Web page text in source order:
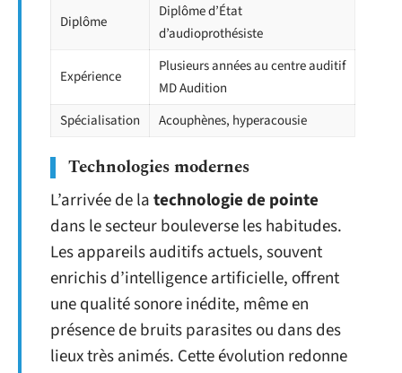
Diplôme
Diplôme d’État
d’audioprothésiste
Expérience
Plusieurs années au centre auditif
MD Audition
Spécialisation
Acouphènes, hyperacousie
Technologies modernes
L’arrivée de latechnologie de pointe
dans le secteur bouleverse les habitudes.
Les appareils auditifs actuels, souvent
enrichis d’intelligence artificielle, offrent
une qualité sonore inédite, même en
présence de bruits parasites ou dans des
lieux très animés. Cette évolution redonne